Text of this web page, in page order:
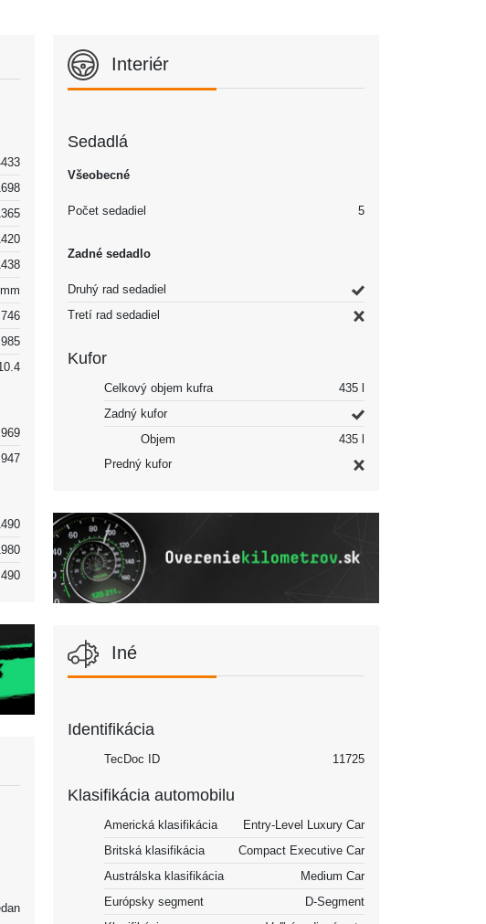
746
985
969
947
490
Interiér
Sedadlá
Všeobecné
Počet sedadiel 5
Zadné sedadlo
Druhý rad sedadiel
Tretí rad sedadiel
Kufor
Celkový objem kufra
435 l
Zadný kufor
Objem
435 l
Predný kufor
Iné
Identifikácia
TecDoc ID 11725
Klasifikácia automobilu
Americká klasifikácia
Entry-Level Luxury Car
Britská klasifikácia
Compact Executive Car
Austrálska klasifikácia
Medium Car
Európsky segment
D-Segment